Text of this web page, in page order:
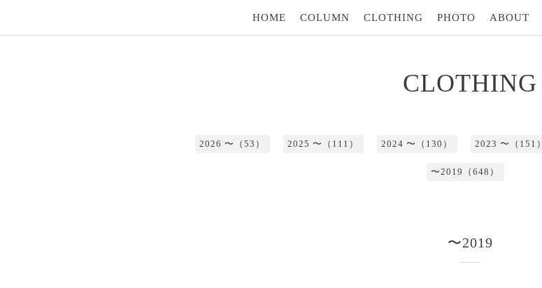
HOME COLUMN CLOTHING PHOTO ABOUT
CLOTHING
2026 〜（53） 2025 〜（111） 2024 〜（130） 2023 〜（151）
〜2019（648）
〜2019